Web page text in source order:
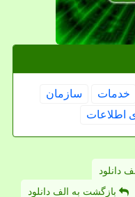
خدمات
سازمان
اطلاعات
دانلود
بازگشت به الف دانلود